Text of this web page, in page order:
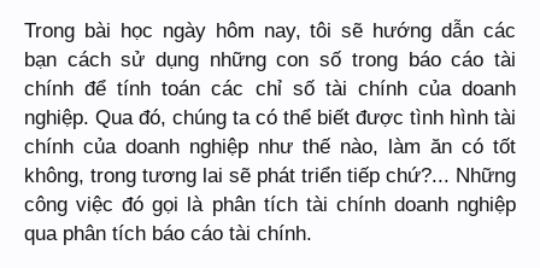
Trong bài học ngày hôm nay, tôi sẽ hướng dẫn các
bạn cách sử dụng những con số trong báo cáo tài
chính để tính toán các chỉ số tài chính của doanh
nghiệp. Qua đó, chúng ta có thể biết được tình hình tài
chính của doanh nghiệp như thế nào, làm ăn có tốt
không, trong tương lai sẽ phát triển tiếp chứ?... Những
công việc đó gọi là phân tích tài chính doanh nghiệp
qua phân tích báo cáo tài chính.